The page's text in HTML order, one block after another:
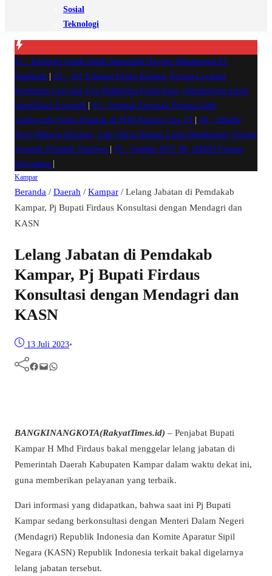
Sosial
Teknologi
#1 - Kaligrafi Indah-Indah Basmallah Hasyim Muhammad Al-
Baghdadi
#2 - 101 Tahanan Polres Kampar Terima Layanan
Kesehatan Gigi dari Tim Biddokkes Polda Riau, Odontogram untuk
Identifikasi Forensik
#3 - Pemkab Apresiasi Prestasi Atlet
Taekwondo Polres Kampar di PON Kapolri Cup VI
#4 - Dibalik
Jeruji Menuju Harapan, Satu Warga Binaan Lapas Bangkinang Terima
Amnesti Presiden Prabowo
#5 - Sambut HUT RI, HM2D Perluas
Kerjasama
Kampar
Beranda / Daerah / Kampar / Lelang Jabatan di Pemdakab
Kampar, Pj Bupati Firdaus Konsultasi dengan Mendagri dan
KASN
Lelang Jabatan di Pemdakab
Kampar, Pj Bupati Firdaus
Konsultasi dengan Mendagri dan
KASN
13 Juli 2023•
Facebook Mail WhatsApp
BANGKINANGKOTA(RakyatTimes.id) – Penjabat Bupati
Kampar H Mhd Firdaus bakal menggelar lelang jabatan di
Pemerintah Daerah Kabupaten Kampar dalam waktu dekat ini,
guna memberikan pelayanan yang terbaik.
Dari informasi yang didapatkan, bahwa saat ini Pj Bupati
Kampar sedang berkonsultasi dengan Menteri Dalam Negeri
(Mendagri) Republik Indonesia dan Komite Aparatur Sipil
Negara (KASN) Republik Indonesia terkait bakal digelarnya
lelang jabatan tersebut.